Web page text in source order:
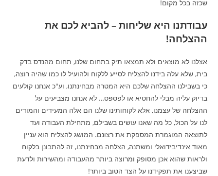
שכזה בכל מקום!
עבודתנו היא שליחות – להביא לכם את
ההצלחה!
אצלנו לא מוצאים ולא תמצאו תיק בתחום שלנו, תחום מהנדס בדק
בית, שלא עלה בידנו להצליח לסייע ללקוח ולהועיל לו כמו שהיה רוצה,
כי בשבילנו ההצלחה שלכם היא המטרה מבחינתנו, וע"כ אנחנו קולעים
בדיוק עליה מבלי להחטיא או לפספס… לא אנחנו מצביעים על
ההצלחה של עצמנו, אלא לקוחותינו שלנו הם אלה המעידים והמודים
לנו על הכול, כל מה שאנו עושים בשבילם, מתחילת העבודה ועד
לתוצאה המוגמרת המספקת את רצונם. המושג להצליח הוא עניין
מאוד אינדיבידואלי ומשתנה, הצלחה מבחינתנו, זה להתבונן בלקוח
ולראות שהוא אכן מסופק ומרוצה ביותר מהעבודה ומהשירות ולדעת
שביצענו את תפקידנו על הצד הטוב ביותר!